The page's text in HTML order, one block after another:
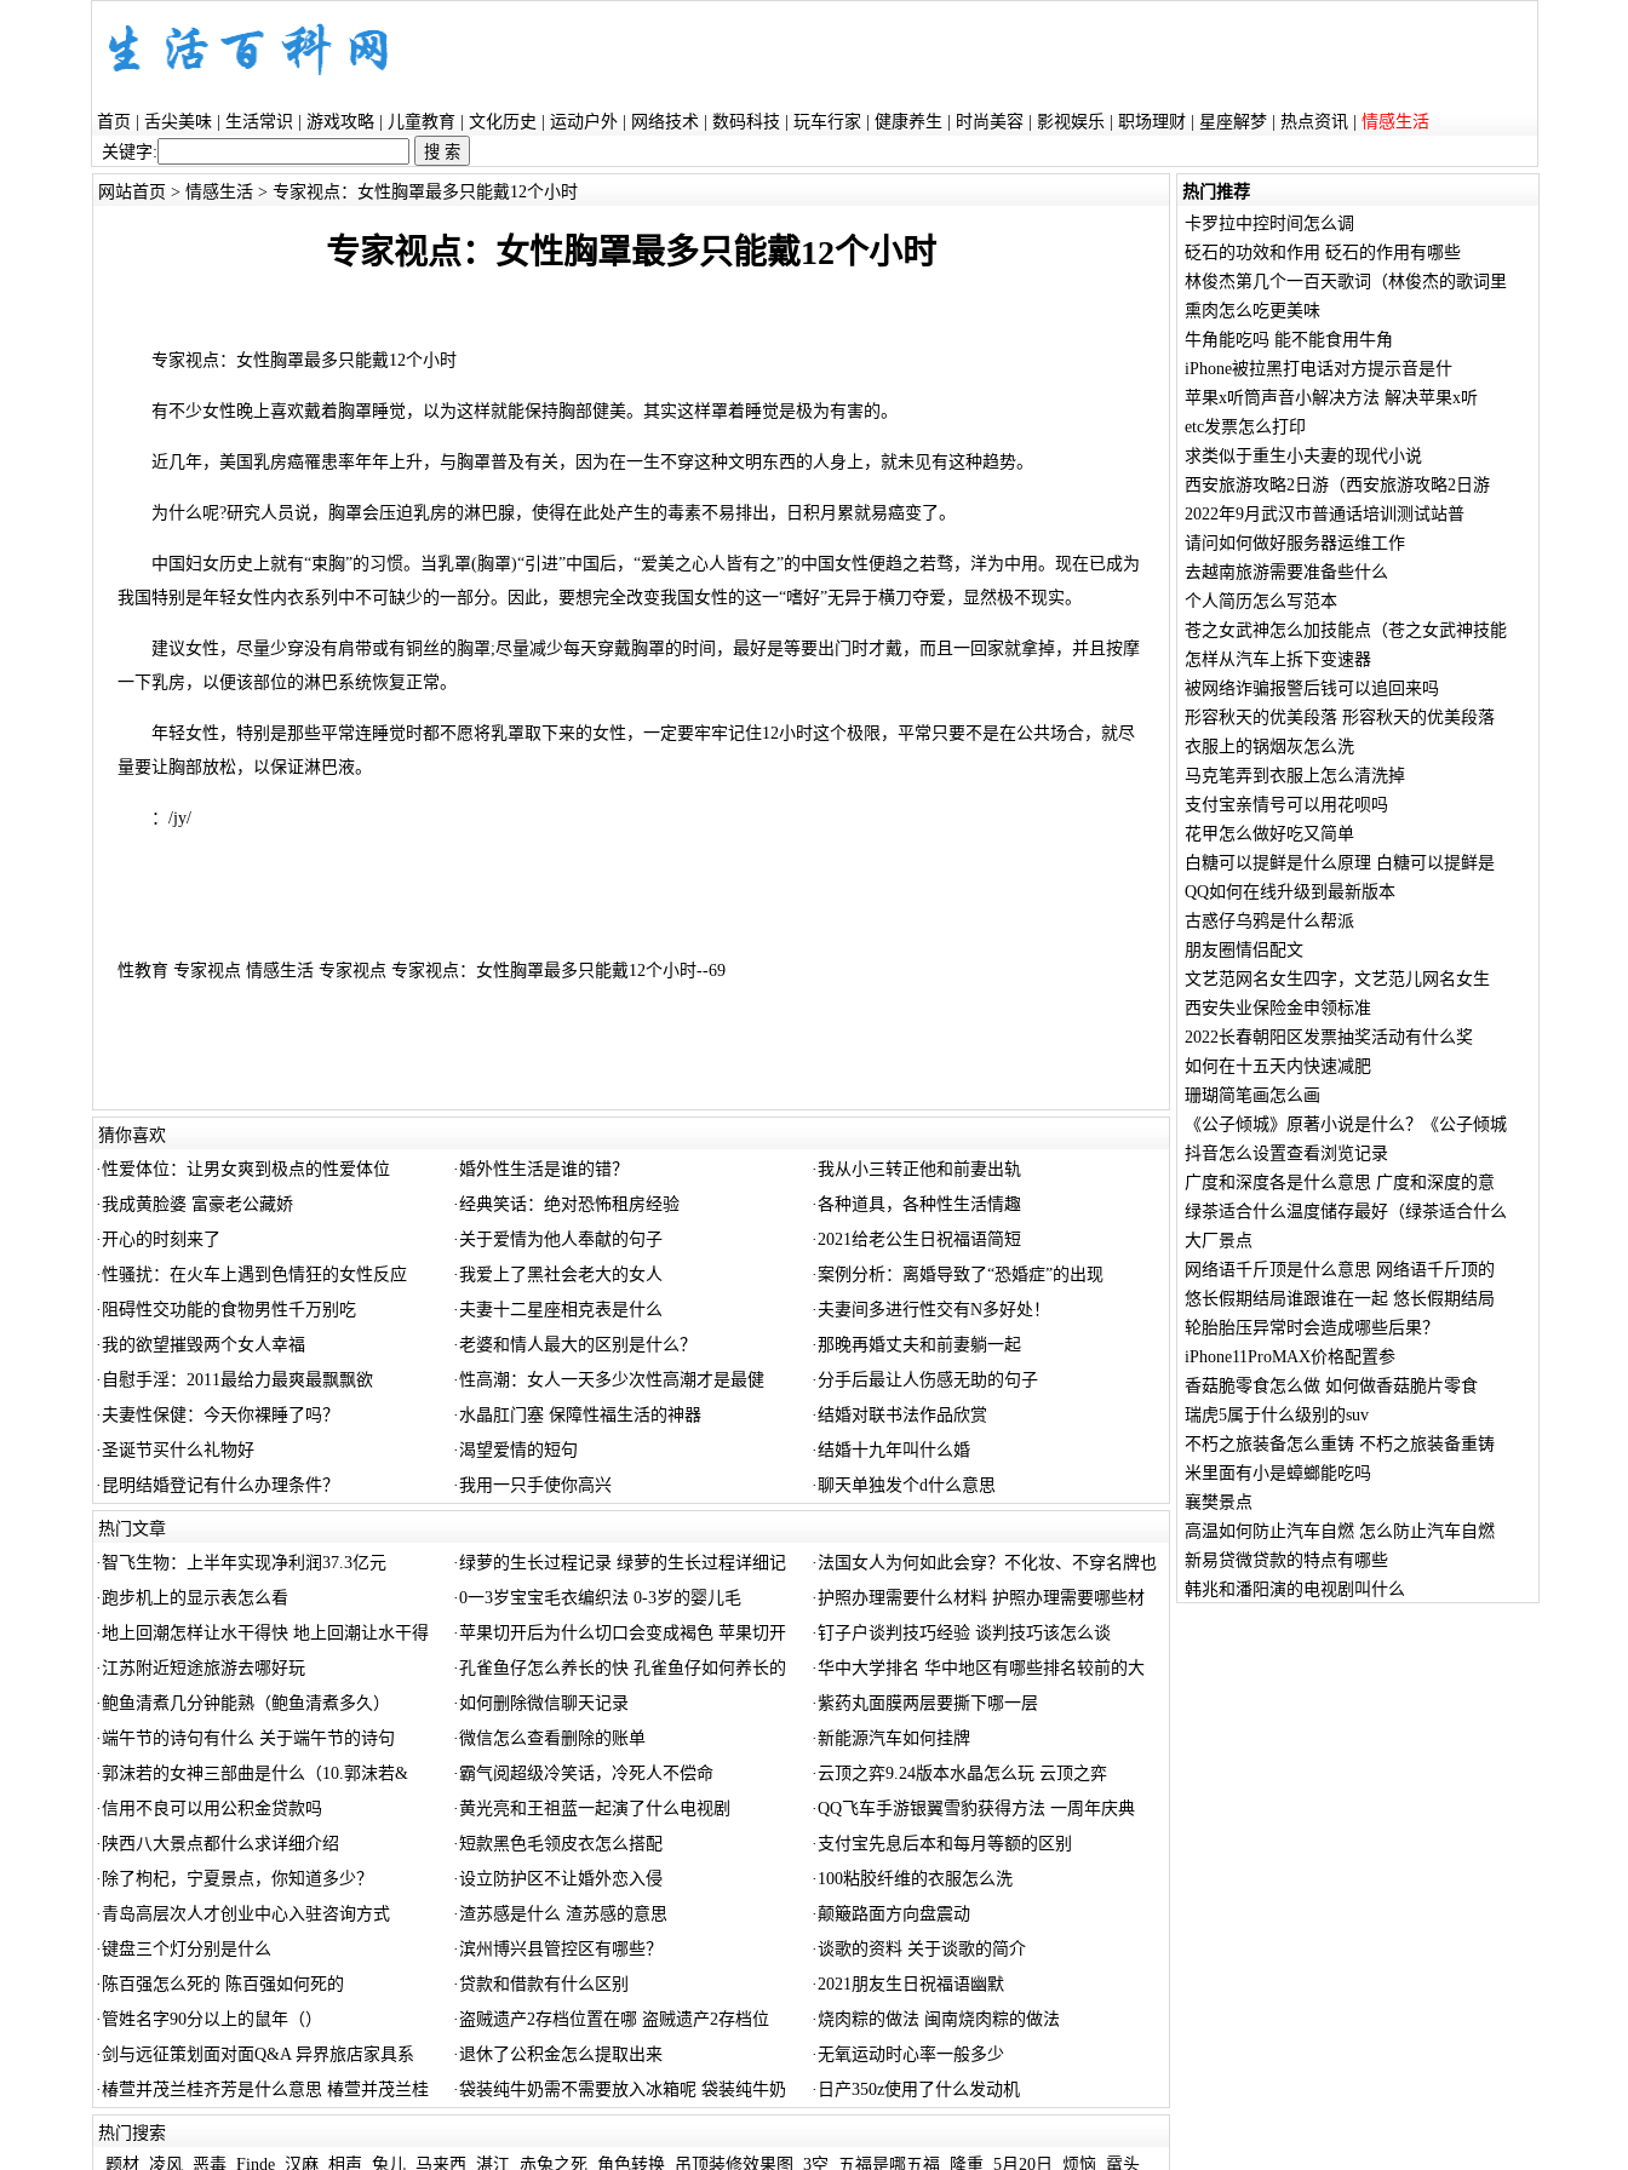
首页 舌尖美味| 生活常识 游戏攻略| 儿童教育| 文化历史 运动户外| 网络技术| 数码科技 玩车行家 健康养生 时尚美容| 影视娱乐 职场理财| 星座解梦| 热点资讯| 情感生活
关键字:
网站首页 > 情感生活> 专家视点：女性胸罩最多只能戴12个小时
专家视点：女性胸罩最多只能戴12个小时
专家视点：女性胸罩最多只能戴12个小时
有不少女性晚上喜欢戴着胸罩睡觉，以为这样就能保持胸部健美。其实这样罩着睡觉是极为有害的。
近几年，美国乳房癌罹患率年年上升，与胸罩普及有关，因为在一生不穿这种文明东西的人身上，就未见有这种趋势。
为什么呢?研究人员说，胸罩会压迫乳房的淋巴腺，使得在此处产生的毒素不易排出，日积月累就易癌变了。
中国妇女历史上就有“束胸”的习惯。当乳罩(胸罩)“引进”中国后，“爱美之心人皆有之”的中国女性便趋之若骛，洋为中用。现在已成为
我国特别是年轻女性内衣系列中不可缺少的一部分。因此，要想完全改变我国女性的这一“嗜好”无异于横刀夺爱，显然极不现实。
建议女性，尽量少穿没有肩带或有铜丝的胸罩;尽量减少每天穿戴胸罩的时间，最好是等要出门时才戴，而且一回家就拿掉，并且按摩
一下乳房，以便该部位的淋巴系统恢复正常。
年轻女性，特别是那些平常连睡觉时都不愿将乳罩取下来的女性，一定要牢牢记住12小时这个极限，平常只要不是在公共场合，就尽
量要让胸部放松，以保证淋巴液。
：/jy/
性教育 专家视点 情感生活 专家视点 专家视点：女性胸罩最多只能戴12个小时--69
猜你喜欢
·性爱体位：让男女爽到极点的性爱体位 ·婚外性生活是谁的错？ ·我从小三转正他和前妻出轨
·我成黄脸婆 富豪老公藏娇 ·经典笑话：绝对恐怖租房经验 ·各种道具，各种性生活情趣
·开心的时刻来了 · 关于爱情为他人奉献的句子 ·2021给老公生日祝福语简短
·性骚扰：在火车上遇到色情狂的女性反应 ·我爱上了黑社会老大的女人 ·案例分析：离婚导致了“恐婚症”的出现
· 阻碍性交功能的食物男性千万别吃 · 夫妻十二星座相克表是什么 · 夫妻间多进行性交有N多好处！
·我的欲望摧毁两个女人幸福 ·老婆和情人最大的区别是什么？ ·那晚再婚丈夫和前妻躺一起
· 自慰手淫：2011最给力最爽最飘飘欲 ·性高潮：女人一天多少次性高潮才是最健 ·分手后最让人伤感无助的句子
· 夫妻性保健：今天你裸睡了吗？ ·水晶肛门塞 保障性福生活的神器 ·结婚对联书法作品欣赏
·圣诞节买什么礼物好 ·渴望爱情的短句 ·结婚十九年叫什么婚
· 昆明结婚登记有什么办理条件？ ·我用一只手使你高兴 ·聊天单独发个d什么意思
热门文章
·智飞生物：上半年实现净利润37.3亿元 ·绿萝的生长过程记录 绿萝的生长过程详细记 · 法国女人为何如此会穿？不化妆、不穿名牌也
· 跑步机上的显示表怎么看 ·0一3岁宝宝毛衣编织法 0-3岁的婴儿毛 ·护照办理需要什么材料 护照办理需要哪些材
·地上回潮怎样让水干得快 地上回潮让水干得 ·苹果切开后为什么切口会变成褐色 苹果切开 ·钉子户谈判技巧经验 谈判技巧该怎么谈
·江苏附近短途旅游去哪好玩 ·孔雀鱼仔怎么养长的快 孔雀鱼仔如何养长的 ·华中大学排名 华中地区有哪些排名较前的大
·鲍鱼清煮几分钟能熟（鲍鱼清煮多久） ·如何删除微信聊天记录 ·紫药丸面膜两层要撕下哪一层
·端午节的诗句有什么 关于端午节的诗句 ·微信怎么查看删除的账单 ·新能源汽车如何挂牌
·郭沫若的女神三部曲是什么（10.郭沫若& ·霸气阅超级冷笑话，冷死人不偿命 ·云顶之弈9.24版本水晶怎么玩 云顶之弈
·信用不良可以用公积金贷款吗 ·黄光亮和王祖蓝一起演了什么电视剧 ·QQ飞车手游银翼雪豹获得方法 一周年庆典
· 陕西八大景点都什么求详细介绍 ·短款黑色毛领皮衣怎么搭配 · 支付宝先息后本和每月等额的区别
· 除了枸杞，宁夏景点，你知道多少？ ·设立防护区不让婚外恋入侵 · 100粘胶纤维的衣服怎么洗
·青岛高层次人才创业中心入驻咨询方式 ·渣苏感是什么 渣苏感的意思 ·颠簸路面方向盘震动
·键盘三个灯分别是什么 ·滨州博兴县管控区有哪些？ ·谈歌的资料 关于谈歌的简介
· 陈百强怎么死的 陈百强如何死的 ·贷款和借款有什么区别 ·2021朋友生日祝福语幽默
·管姓名字90分以上的鼠年（） ·盗贼遗产2存档位置在哪 盗贼遗产2存档位 · 烧肉粽的做法 闽南烧肉粽的做法
·剑与远征策划面对面Q&A 异界旅店家具系 ·退休了公积金怎么提取出来 ·无氧运动时心率一般多少
·椿萱并茂兰桂齐芳是什么意思 椿萱并茂兰桂 ·袋装纯牛奶需不需要放入冰箱呢 袋装纯牛奶 · 日产350z使用了什么发动机
热门搜索
题材
凌风 恶毒 Finde 汉麻 相声 兔儿 马来西 湛江 赤兔之死 角色转换 吊顶装修效果图 3空 五福是哪五福 隆重 5月20日 烦恼 鼋头
热门推荐
卡罗拉中控时间怎么调
砭石的功效和作用 砭石的作用有哪些
林俊杰第几个一百天歌词（林俊杰的歌词里
熏肉怎么吃更美味
牛角能吃吗 能不能食用牛角
iPhone被拉黑打电话对方提示音是什
苹果x听筒声音小解决方法 解决苹果x听
etc发票怎么打印
求类似于重生小夫妻的现代小说
西安旅游攻略2日游（西安旅游攻略2日游
2022年9月武汉市普通话培训测试站普
请问如何做好服务器运维工作
去越南旅游需要准备些什么
个人简历怎么写范本
苍之女武神怎么加技能点（苍之女武神技能
怎样从汽车上拆下变速器
被网络诈骗报警后钱可以追回来吗
形容秋天的优美段落 形容秋天的优美段落
衣服上的锅烟灰怎么洗
马克笔弄到衣服上怎么清洗掉
支付宝亲情号可以用花呗吗
花甲怎么做好吃又简单
白糖可以提鲜是什么原理 白糖可以提鲜是
QQ如何在线升级到最新版本
古惑仔乌鸦是什么帮派
朋友圈情侣配文
文艺范网名女生四字，文艺范儿网名女生
西安失业保险金申领标准
2022长春朝阳区发票抽奖活动有什么奖
如何在十五天内快速减肥
珊瑚简笔画怎么画
《公子倾城》原著小说是什么？《公子倾城
抖音怎么设置查看浏览记录
广度和深度各是什么意思 广度和深度的意
绿茶适合什么温度储存最好（绿茶适合什么
大厂景点
网络语千斤顶是什么意思 网络语千斤顶的
悠长假期结局谁跟谁在一起 悠长假期结局
轮胎胎压异常时会造成哪些后果？
iPhone11ProMAX价格配置参
香菇脆零食怎么做 如何做香菇脆片零食
瑞虎5属于什么级别的suv
不朽之旅装备怎么重铸 不朽之旅装备重铸
米里面有小是蟑螂能吃吗
襄樊景点
高温如何防止汽车自燃 怎么防止汽车自燃
新易贷微贷款的特点有哪些
韩兆和潘阳演的电视剧叫什么